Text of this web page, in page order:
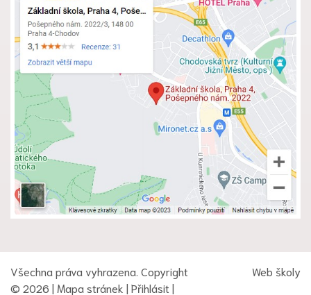
Všechna práva vyhrazena. Copyright
© 2026 | Mapa stránek | Přihlásit |
Web školy